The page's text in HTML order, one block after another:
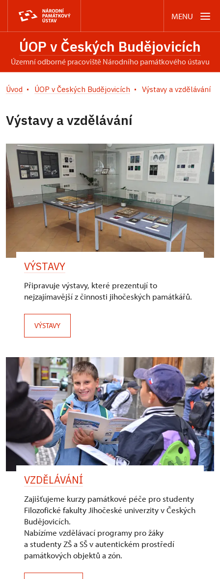
MENU
ÚOP v Českých Budějovicích
územní odborné pracoviště Národního památkového ústavu
Úvod ÚOP v Českých Budějovicích Výstavy a vzdělávání
Výstavy a vzdělávání
VÝSTAVY
Připravuje výstavy, které prezentují to
nejzajímavější z činnosti jihočeských památkářů.
VÝSTAVY
VZDĚLÁVÁNÍ
Zajišťujeme kurzy památkové péče pro studenty
Filozofické fakulty Jihočeské univerzity v Českých
Budějovicích.
Nabízíme vzdělávací programy pro žáky
a studenty ZŠ a SŠ v autentickém prostředí
památkových objektů a zón.